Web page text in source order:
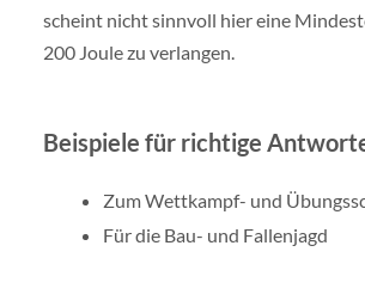
scheint nicht sinnvoll hier eine
200 Joule zu verlangen.
Beispiele für richtige
Zum Wettkampf- und
Für die Bau- und Fallenjagd